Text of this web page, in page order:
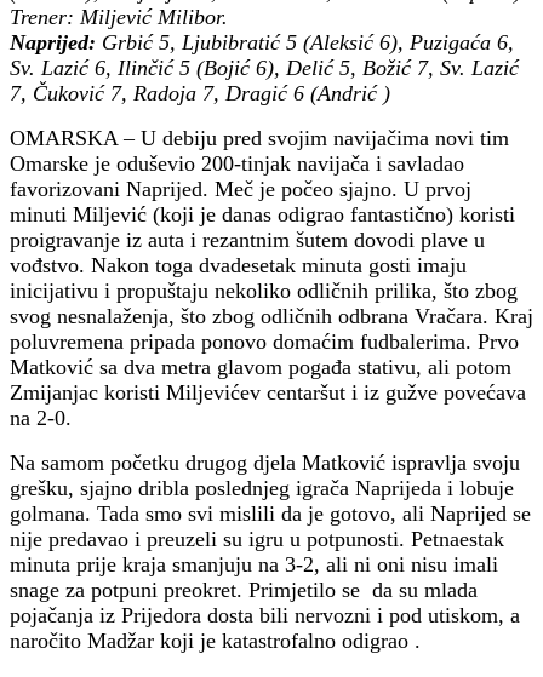
Trener: Miljević Milibor.
Naprijed: Grbić 5, Ljubibratić 5 (Aleksić 6), Puzigaća 6,
Sv. Lazić 6, Ilinčić 5 (Bojić 6), Delić 5, Božić 7, Sv. Lazić
7, Čuković 7, Radoja 7, Dragić 6 (Andrić )
OMARSKA – U debiju pred svojim navijačima novi tim
Omarske je oduševio 200-tinjak navijača i savladao
favorizovani Naprijed. Meč je počeo sjajno. U prvoj
minuti Miljević (koji je danas odigrao fantastično) koristi
proigravanje iz auta i rezantnim šutem dovodi plave u
vođstvo. Nakon toga dvadesetak minuta gosti imaju
inicijativu i propuštaju nekoliko odličnih prilika, što zbog
svog nesnalaženja, što zbog odličnih odbrana Vračara. Kraj
poluvremena pripada ponovo domaćim fudbalerima. Prvo
Matković sa dva metra glavom pogađa stativu, ali potom
Zmijanjac koristi Miljevićev centaršut i iz gužve povećava
na 2-0.
Na samom početku drugog djela Matković ispravlja svoju
grešku, sjajno dribla poslednjeg igrača Naprijeda i lobuje
golmana. Tada smo svi mislili da je gotovo, ali Naprijed se
nije predavao i preuzeli su igru u potpunosti. Petnaestak
minuta prije kraja smanjuju na 3-2, ali ni oni nisu imali
snage za potpuni preokret. Primjetilo se da su mlada
pojačanja iz Prijedora dosta bili nervozni i pod utiskom, a
naročito Madžar koji je katastrofalno odigrao .